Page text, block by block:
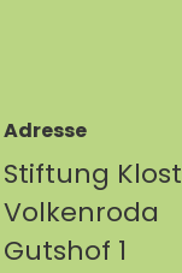
Adresse
Stiftung
Volkenroda
Gutshof 1